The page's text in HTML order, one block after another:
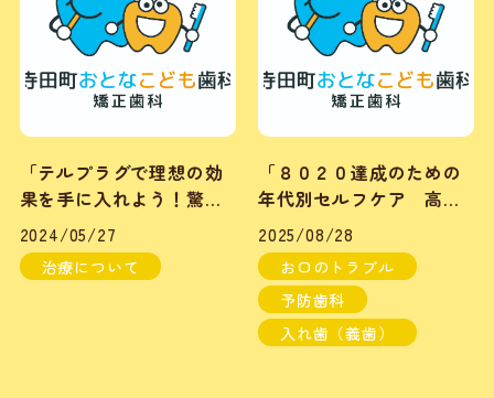
「テルプラグで理想の効
果を手に入れよう！驚き
の変化が待ってる！」
2024/05/27
治療について
「８０２０達成のための
年代別セルフケア 高齢
期について⑤」
2025/08/28
お口のトラブル
予防歯科
入れ歯（義歯）